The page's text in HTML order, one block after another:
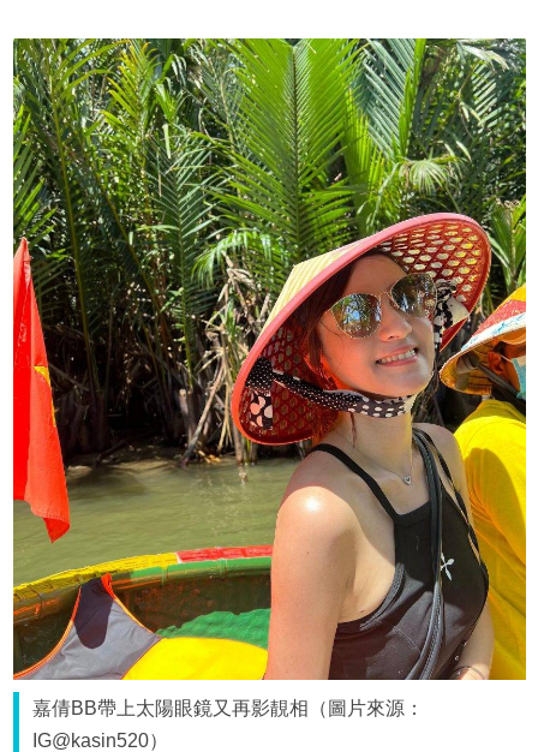
嘉倩BB帶上太陽眼鏡又再影靚相（圖片來源：
IG@kasin520）